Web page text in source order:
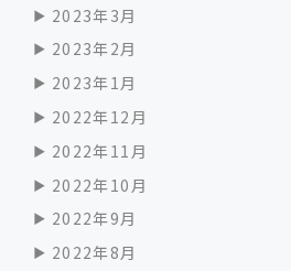
2023年3月
2023年2月
2023年1月
2022年12月
2022年11月
2022年10月
2022年9月
2022年8月